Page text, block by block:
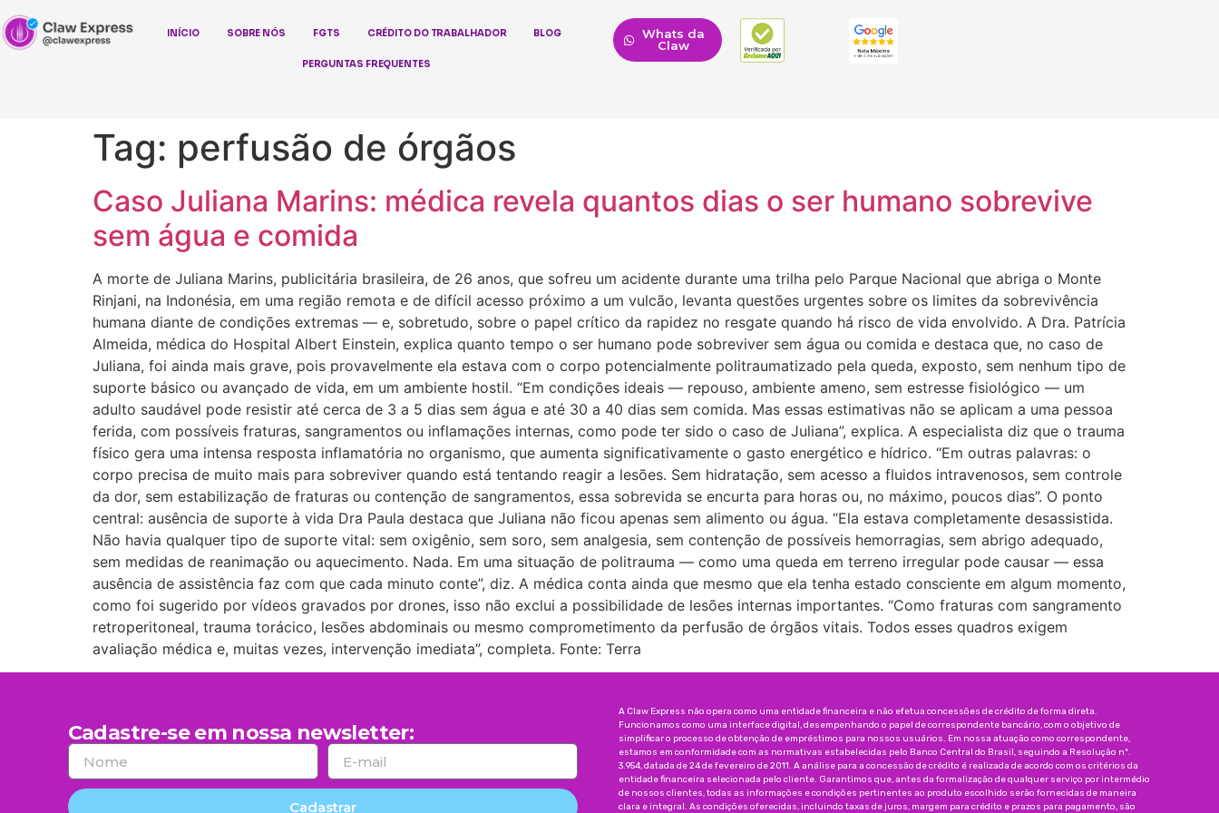
INÍCIO SOBRE NÓS FGTS CRÉDITO DO TRABALHADOR BLOG
PERGUNTAS FREQUENTES
Whats da
Claw
Tag: perfusão de órgãos
Caso Juliana Marins: médica revela quantos dias o ser humano sobrevive
sem água e comida
A morte de Juliana Marins, publicitária brasileira, de 26 anos, que sofreu um acidente durante uma trilha pelo Parque Nacional que abriga o Monte
Rinjani, na Indonésia, em uma região remota e de difícil acesso próximo a um vulcão, levanta questões urgentes sobre os limites da sobrevivência
humana diante de condições extremas — e, sobretudo, sobre o papel crítico da rapidez no resgate quando há risco de vida envolvido. A Dra. Patrícia
Almeida, médica do Hospital Albert Einstein, explica quanto tempo o ser humano pode sobreviver sem água ou comida e destaca que, no caso de
Juliana, foi ainda mais grave, pois provavelmente ela estava com o corpo potencialmente politraumatizado pela queda, exposto, sem nenhum tipo de
suporte básico ou avançado de vida, em um ambiente hostil. “Em condições ideais — repouso, ambiente ameno, sem estresse fisiológico — um
adulto saudável pode resistir até cerca de 3 a 5 dias sem água e até 30 a 40 dias sem comida. Mas essas estimativas não se aplicam a uma pessoa
ferida, com possíveis fraturas, sangramentos ou inflamações internas, como pode ter sido o caso de Juliana”, explica. A especialista diz que o trauma
físico gera uma intensa resposta inflamatória no organismo, que aumenta significativamente o gasto energético e hídrico. “Em outras palavras: o
corpo precisa de muito mais para sobreviver quando está tentando reagir a lesões. Sem hidratação, sem acesso a fluidos intravenosos, sem controle
da dor, sem estabilização de fraturas ou contenção de sangramentos, essa sobrevida se encurta para horas ou, no máximo, poucos dias”. O ponto
central: ausência de suporte à vida Dra Paula destaca que Juliana não ficou apenas sem alimento ou água. “Ela estava completamente desassistida.
Não havia qualquer tipo de suporte vital: sem oxigênio, sem soro, sem analgesia, sem contenção de possíveis hemorragias, sem abrigo adequado,
sem medidas de reanimação ou aquecimento. Nada. Em uma situação de politrauma — como uma queda em terreno irregular pode causar — essa
ausência de assistência faz com que cada minuto conte”, diz. A médica conta ainda que mesmo que ela tenha estado consciente em algum momento,
como foi sugerido por vídeos gravados por drones, isso não exclui a possibilidade de lesões internas importantes. “Como fraturas com sangramento
retroperitoneal, trauma torácico, lesões abdominais ou mesmo comprometimento da perfusão de órgãos vitais. Todos esses quadros exigem
avaliação médica e, muitas vezes, intervenção imediata”, completa. Fonte: Terra
Cadastre-se em nossa newsletter:
Cadastrar
A Claw Express não opera como uma entidade financeira e não efetua concessões de crédito de forma direta.
Funcionamos como uma interface digital, desempenhando o papel de correspondente bancário, com o objetivo de
simplificar o processo de obtenção de empréstimos para nossos usuários. Em nossa atuação como correspondente,
estamos em conformidade com as normativas estabelecidas pelo Banco Central do Brasil, seguindo a Resolução nº.
3.954, datada de 24 de fevereiro de 2011. A análise para a concessão de crédito é realizada de acordo com os critérios da
entidade financeira selecionada pelo cliente. Garantimos que, antes da formalização de qualquer serviço por intermédio
de nossos clientes, todas as informações e condições pertinentes ao produto escolhido serão fornecidas de maneira
clara e integral. As condições oferecidas, incluindo taxas de juros, margem para crédito e prazos para pagamento, são